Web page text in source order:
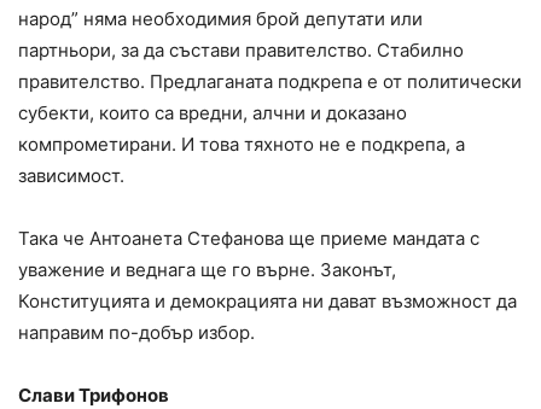
народ” няма необходимия брой депутати или
партньори, за да състави правителство. Стабилно
правителство. Предлаганата подкрепа е от политически
субекти, които са вредни, алчни и доказано
компрометирани. И това тяхното не е подкрепа, а
зависимост.
Така че Антоанета Стефанова ще приеме мандата с
уважение и веднага ще го върне. Законът,
Конституцията и демокрацията ни дават възможност да
направим по-добър избор.
Слави Трифонов